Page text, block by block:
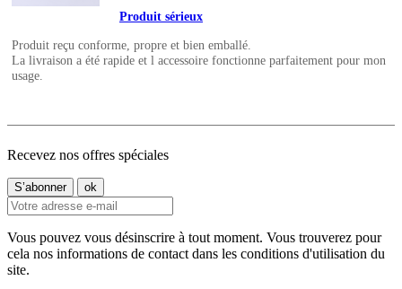
Produit sérieux
Produit reçu conforme, propre et bien emballé.
La livraison a été rapide et l accessoire fonctionne parfaitement pour mon
usage.
Recevez nos offres spéciales
Vous pouvez vous désinscrire à tout moment. Vous trouverez pour
cela nos informations de contact dans les conditions d'utilisation du
site.